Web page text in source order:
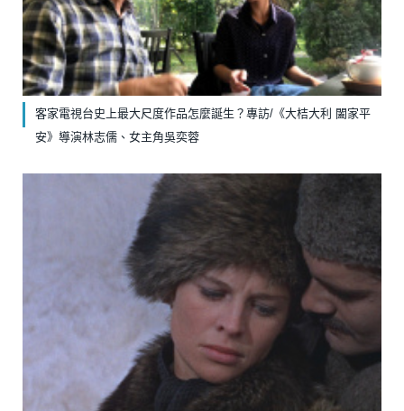
客家電視台史上最大尺度作品怎麼誕生？專訪/《大桔大利 闔家平
安》導演林志儒、女主角吳奕蓉